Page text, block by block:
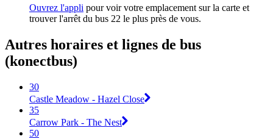
Ouvrez l'appli pour voir votre emplacement sur la carte et
trouver l'arrêt du bus 22 le plus près de vous.
Autres horaires et lignes de bus
(konectbus)
30
Castle Meadow - Hazel Close
35
Carrow Park - The Nest
50